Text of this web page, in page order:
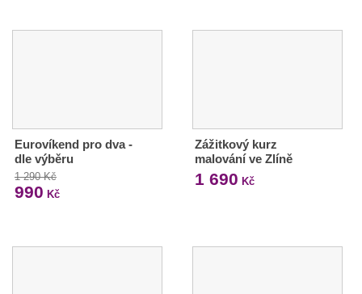
Eurovíkend pro dva -
dle výběru
1 290 Kč
990 Kč
Zážitkový kurz
malování ve Zlíně
1 690 Kč